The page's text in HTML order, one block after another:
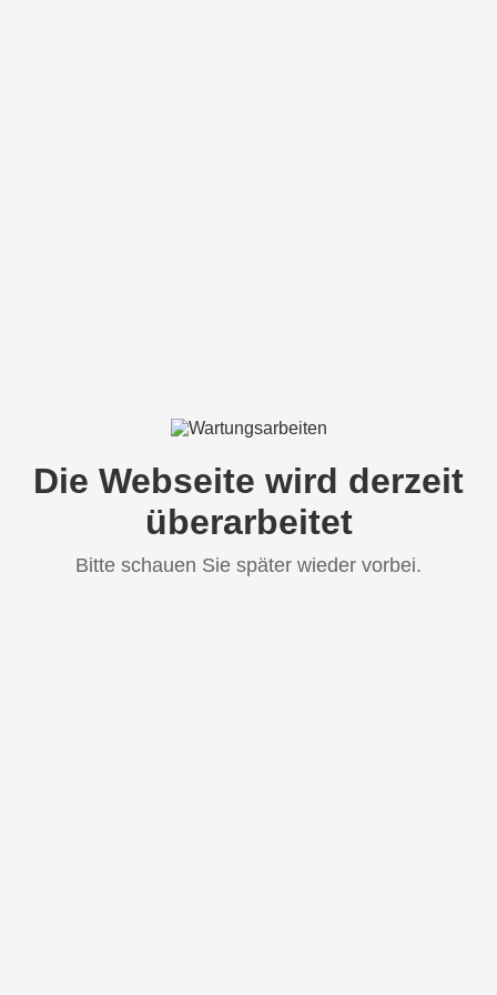
Die Webseite wird derzeit
überarbeitet
Bitte schauen Sie später wieder vorbei.